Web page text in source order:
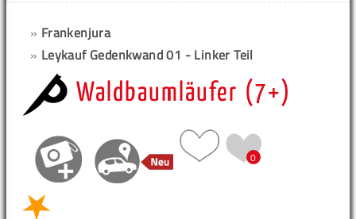
» Frankenjura
» Leykauf Gedenkwand 01 - Linker Teil
Waldbaumläufer (7+)
0